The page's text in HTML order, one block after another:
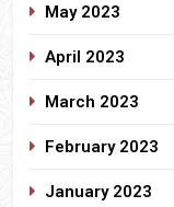
May 2023
April 2023
March 2023
February 2023
January 2023